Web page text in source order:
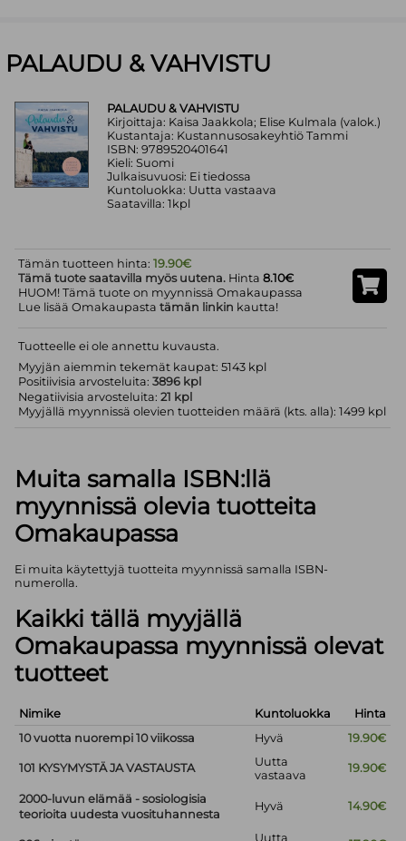
PALAUDU & VAHVISTU
PALAUDU & VAHVISTU
Kirjoittaja: Kaisa Jaakkola; Elise Kulmala (valok.)
Kustantaja: Kustannusosakeyhtiö Tammi
ISBN: 9789520401641
Kieli: Suomi
Julkaisuvuosi: Ei tiedossa
Kuntoluokka: Uutta vastaava
Saatavilla: 1kpl
Tämän tuotteen hinta:19.90€
Tämä tuote saatavilla myös uutena. Hinta8.10€
HUOM! Tämä tuote on myynnissä Omakaupassa
Lue lisää Omakaupastatämän linkin kautta!
Tuotteelle ei ole annettu kuvausta.
Myyjän aiemmin tekemät kaupat: 5143 kpl
Positiivisia arvosteluita:3896 kpl
Negatiivisia arvosteluita:21 kpl
Myyjällä myynnissä olevien tuotteiden määrä (kts. alla): 1499 kpl
Muita samalla ISBN:llä
myynnissä olevia tuotteita
Omakaupassa
Ei muita käytettyjä tuotteita myynnissä samalla ISBN-
numerolla.
Kaikki tällä myyjällä
Omakaupassa myynnissä olevat
tuotteet
Nimike Kuntoluokka
Hinta
10 vuotta nuorempi 10 viikossa
Hyvä 19.90€
101 KYSYMYSTÄ JA VASTAUSTA
Uutta
vastaava
19.90€
2000-luvun elämää - sosiologisia
teorioita uudesta vuosituhannesta
Hyvä 14.90€
Uutta